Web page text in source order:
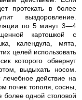
протекать в более
выздоровление.
по 5 минут 3—4
картошкой с
календула, мята,
целей использовать
которого обвернут
выдыхать носом.
лечебное действие на
почек тополя, сосны,
более одной столовой